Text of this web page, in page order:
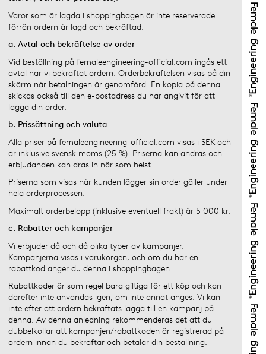
Varor som är lagda i shoppingbagen är inte reserverade
förrän ordern är lagd och bekräftad.
a. Avtal och bekräftelse av order
Vid beställning på femaleengineering-official.com ingås ett
avtal när vi bekräftat ordern. Orderbekräftelsen visas på din
skärm när betalningen är genomförd. En kopia på denna
skickas också till den e-postadress du har angivit för att
lägga din order.
b. Prissättning och valuta
Alla priser på femaleengineering-official.com visas i SEK och
är inklusive svensk moms (25 %). Priserna kan ändras och
erbjudanden kan dras in när som helst.
Priserna som visas när kunden lägger sin order gäller under
hela orderprocessen.
Maximalt orderbelopp (inklusive eventuell frakt) är 5 000 kr.
c. Rabatter och kampanjer
Vi erbjuder då och då olika typer av kampanjer.
Kampanjerna visas i varukorgen, och om du har en
rabattkod anger du denna i shoppingbagen.
Rabattkoder är som regel bara giltiga för ett köp och kan
därefter inte användas igen, om inte annat anges. Vi kan
inte efter att ordern bekräftats lägga till en kampanj på
denna. Av denna anledning rekommenderas det att du
dubbelkollar att kampanjen/rabattkoden är registrerad på
ordern innan du bekräftar och betalar din beställning.